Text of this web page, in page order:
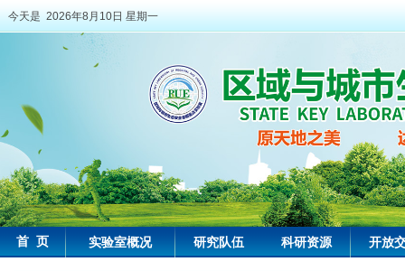
今天是 2026年8月10日 星期一
首 页 实验室概况 研究队伍 科研资源 开放